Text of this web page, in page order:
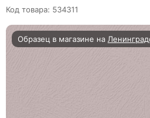
Код товара: 534311
Образец в магазине на